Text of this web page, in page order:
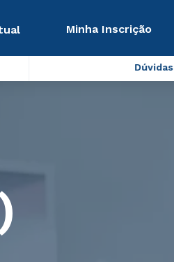
Minha Inscrição
Dúvidas